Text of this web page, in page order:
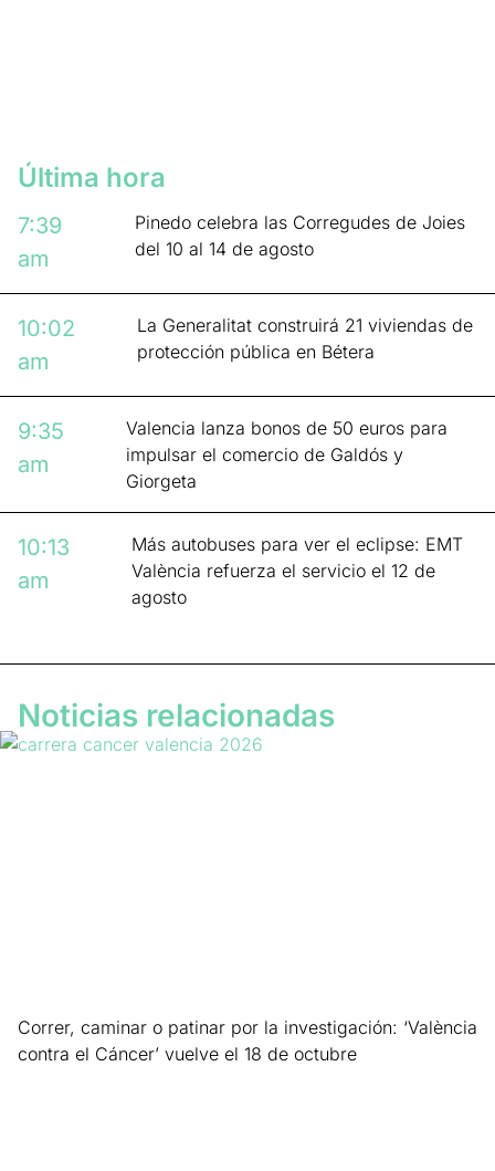
Última hora
7:39
am
Pinedo celebra las Corregudes de Joies
del 10 al 14 de agosto
10:02
am
La Generalitat construirá 21 viviendas de
protección pública en Bétera
9:35
am
Valencia lanza bonos de 50 euros para
impulsar el comercio de Galdós y
Giorgeta
10:13
am
Más autobuses para ver el eclipse: EMT
València refuerza el servicio el 12 de
agosto
Noticias relacionadas
Correr, caminar o patinar por la investigación: ‘València
contra el Cáncer’ vuelve el 18 de octubre